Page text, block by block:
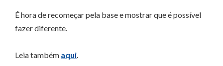
É hora de recomeçar pela base e mostrar que é possível
fazer diferente.
Leia também aqui.